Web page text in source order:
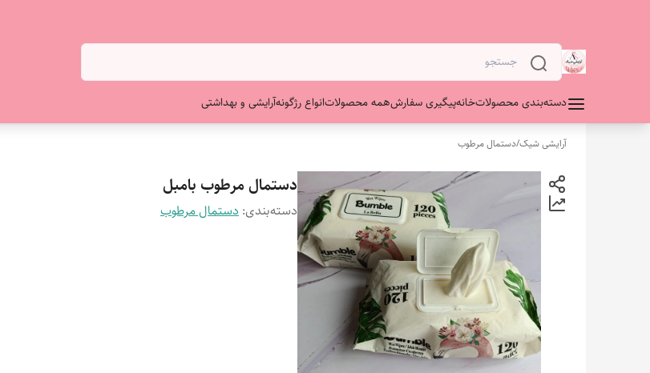
دسته‌بندی محصولاتخانهپیگیری سفارشهمه محصولاتانواع رژگونهآرایشی و بهداشتی
آرایشی شیک/دستمال مرطوب
دستمال مرطوب بامبل
دسته‌بندی: دستمال مرطوب